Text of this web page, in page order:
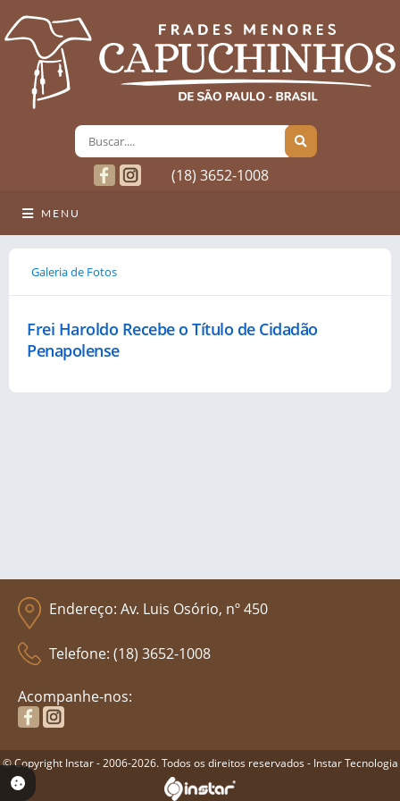
(18) 3652-1008
MENU
Galeria de Fotos
Frei Haroldo Recebe o Título de Cidadão
Penapolense
Endereço: Av. Luis Osório, nº 450
Telefone: (18) 3652-1008
Acompanhe-nos:
© Copyright Instar - 2006-2026. Todos os direitos reservados - Instar Tecnologia